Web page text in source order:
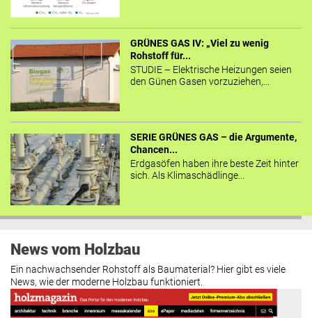
GRÜNES GAS IV: „Viel zu wenig
Rohstoff für...
STUDIE – Elektrische Heizungen seien
den Günen Gasen vorzuziehen,...
SERIE GRÜNES GAS – die Argumente,
Chancen...
Erdgasöfen haben ihre beste Zeit hinter
sich. Als Klimaschädlinge...
News vom Holzbau
Ein nachwachsender Rohstoff als Baumaterial? Hier gibt es viele
News, wie der moderne Holzbau funktioniert.